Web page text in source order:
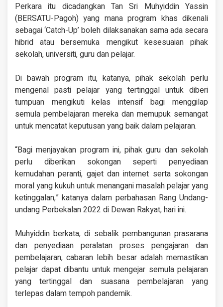
Perkara itu dicadangkan Tan Sri Muhyiddin Yassin
(BERSATU-Pagoh) yang mana program khas dikenali
sebagai ‘Catch-Up’ boleh dilaksanakan sama ada secara
hibrid atau bersemuka mengikut kesesuaian pihak
sekolah, universiti, guru dan pelajar.
Di bawah program itu, katanya, pihak sekolah perlu
mengenal pasti pelajar yang tertinggal untuk diberi
tumpuan mengikuti kelas intensif bagi menggilap
semula pembelajaran mereka dan memupuk semangat
untuk mencatat keputusan yang baik dalam pelajaran.
“Bagi menjayakan program ini, pihak guru dan sekolah
perlu diberikan sokongan seperti penyediaan
kemudahan peranti, gajet dan internet serta sokongan
moral yang kukuh untuk menangani masalah pelajar yang
ketinggalan,” katanya dalam perbahasan Rang Undang-
undang Perbekalan 2022 di Dewan Rakyat, hari ini.
Muhyiddin berkata, di sebalik pembangunan prasarana
dan penyediaan peralatan proses pengajaran dan
pembelajaran, cabaran lebih besar adalah memastikan
pelajar dapat dibantu untuk mengejar semula pelajaran
yang tertinggal dan suasana pembelajaran yang
terlepas dalam tempoh pandemik.